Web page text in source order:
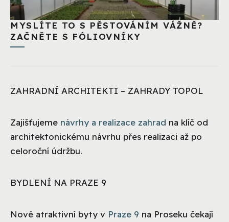
MYSLÍTE TO S PĚSTOVÁNÍM VÁŽNĚ?
ZAČNĚTE S FÓLIOVNÍKY
ZAHRADNÍ ARCHITEKTI – ZAHRADY TOPOL
Zajišťujeme návrhy a realizace zahrad na klíč od
architektonickému návrhu přes realizaci až po
celoroční údržbu.
BYDLENÍ NA PRAZE 9
Nové atraktivní byty v Praze 9 na Proseku čekají